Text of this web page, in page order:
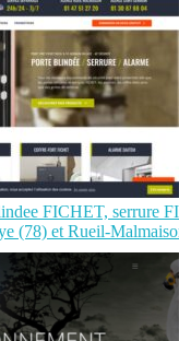
FICHET, serrure
(78) et Rueil-